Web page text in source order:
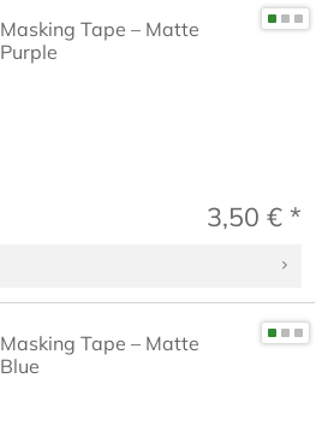
Masking Tape – Matte
Purple
3,50 € *
Masking Tape – Matte
Blue